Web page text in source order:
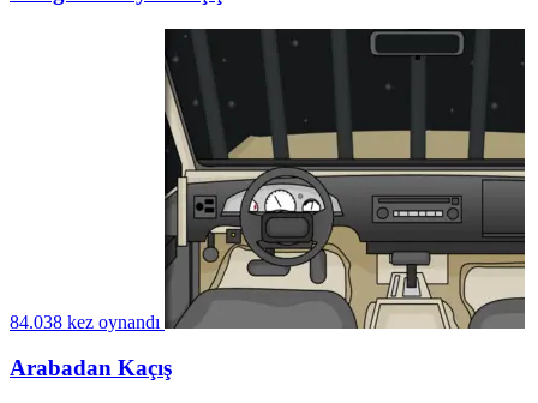
84.038 kez oynandı
Arabadan Kaçış